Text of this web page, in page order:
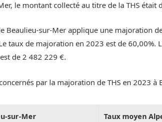
le montant collecté au titre de la THS était
Beaulieu-sur-Mer applique une majoration
taux de majoration en 2023 est de 60,00%.
de 2 482 229 €.
par la majoration de THS en 2023 à
sur-Mer Taux moyen